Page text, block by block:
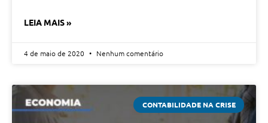
LEIA MAIS »
4 de maio de 2020 Nenhum comentário
CONTABILIDADE NA CRISE